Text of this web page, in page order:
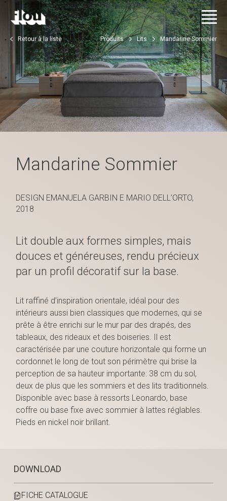
Retour à la liste Produits Lits Mandarine Sommier
DOWNLOAD
FICHE CATALOGUE
Mandarine Sommier
DESIGN EMANUELA GARBIN E MARIO DELL’ORTO,
2018
Lit double aux formes simples, mais
douces et généreuses, rendu précieux
par un profil décoratif sur la base.
Lit raffiné d’inspiration orientale, idéal pour des
intérieurs aussi bien classiques que modernes, qui se
prête à être enrichi sur le mur par des drapés, des
tableaux, des rideaux et des boiseries. Il est
caractérisée par une couture horizontale qui forme un
cordonnet le long de tout son périmètre qui brise la
perception de sa hauteur importante: 38 cm du sol,
deux de plus que les sommiers et des lits traditionnels.
Disponible avec base à ressorts Leonardo, base
coffre ou base fixe avec sommier à lattes réglables.
Pieds en nickel noir brillant.